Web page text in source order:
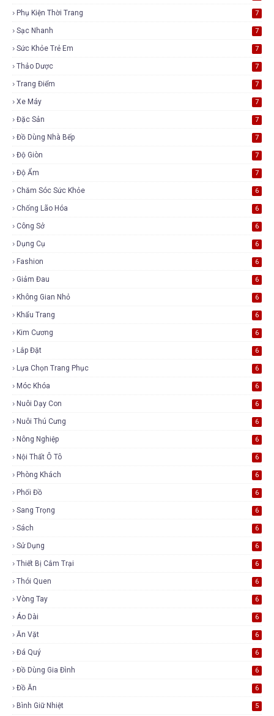
Phụ Kiện Thời Trang 7
Sạc Nhanh 7
Sức Khỏe Trẻ Em 7
Thảo Dược 7
Trang Điểm 7
Xe Máy 7
Đặc Sản 7
Đồ Dùng Nhà Bếp 7
Độ Giòn 7
Độ Ẩm 7
Chăm Sóc Sức Khỏe 6
Chống Lão Hóa 6
Công Sở 6
Dụng Cụ 6
Fashion 6
Giảm Đau 6
Không Gian Nhỏ 6
Khẩu Trang 6
Kim Cương 6
Lắp Đặt 6
Lựa Chọn Trang Phục 6
Móc Khóa 6
Nuôi Dạy Con 6
Nuôi Thú Cưng 6
Nông Nghiệp 6
Nội Thất Ô Tô 6
Phòng Khách 6
Phối Đồ 6
Sang Trọng 6
Sách 6
Sử Dụng 6
Thiết Bị Cắm Trại 6
Thói Quen 6
Vòng Tay 6
Áo Dài 6
Ăn Vặt 6
Đá Quý 6
Đồ Dùng Gia Đình 6
Đồ Ăn 6
Bình Giữ Nhiệt 5